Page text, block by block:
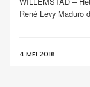
René Levy Maduro
4 MEI 2016